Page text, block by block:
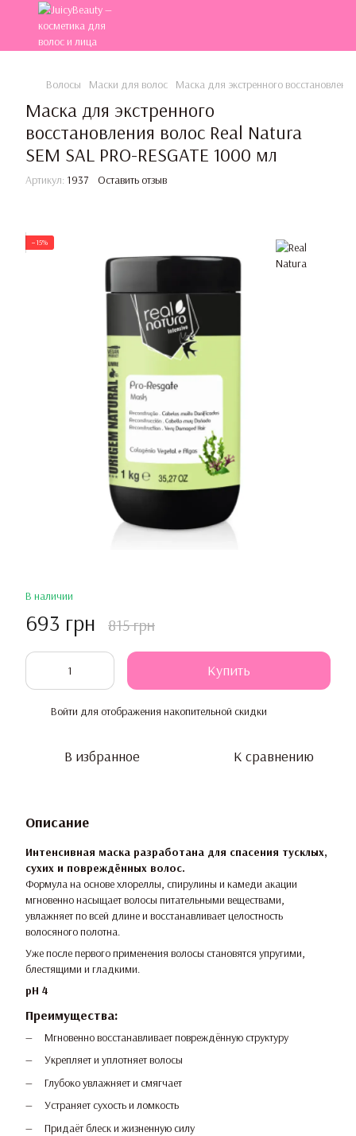
Волосы Маски для волос Маска для экстренного
Маска для экстренного
восстановления волос Real Natura
SEM SAL PRO-RESGATE 1000 мл
Артикул: 1937 Оставить отзыв
−15%
В наличии
693 грн 815 грн
Купить
Войти для отображения накопительной скидки
В избранное К сравнению
Описание
Интенсивная маска разработана для спасения тусклых,
сухих и повреждённых волос.
Формула на основе хлореллы, спирулины и камеди акации
мгновенно насыщает волосы питательными веществами,
увлажняет по всей длине и восстанавливает целостность
волосяного полотна.
Уже после первого применения волосы становятся упругими,
блестящими и гладкими.
pH 4
Преимущества:
Мгновенно восстанавливает повреждённую структуру
Укрепляет и уплотняет волосы
Глубоко увлажняет и смягчает
Устраняет сухость и ломкость
Придаёт блеск и жизненную силу